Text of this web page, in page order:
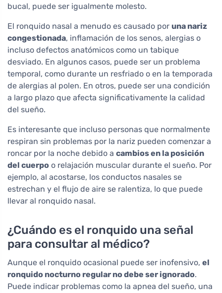
bucal, puede ser igualmente molesto.
El ronquido nasal a menudo es causado por una nariz
congestionada, inflamación de los senos, alergias o
incluso defectos anatómicos como un tabique
desviado. En algunos casos, puede ser un problema
temporal, como durante un resfriado o en la temporada
de alergias al polen. En otros, puede ser una condición
a largo plazo que afecta significativamente la calidad
del sueño.
Es interesante que incluso personas que normalmente
respiran sin problemas por la nariz pueden comenzar a
roncar por la noche debido a cambios en la posición
del cuerpo o relajación muscular durante el sueño. Por
ejemplo, al acostarse, los conductos nasales se
estrechan y el flujo de aire se ralentiza, lo que puede
llevar al ronquido nasal.
¿Cuándo es el ronquido una señal
para consultar al médico?
Aunque el ronquido ocasional puede ser inofensivo, el
ronquido nocturno regular no debe ser ignorado.
Puede indicar problemas como la apnea del sueño, una